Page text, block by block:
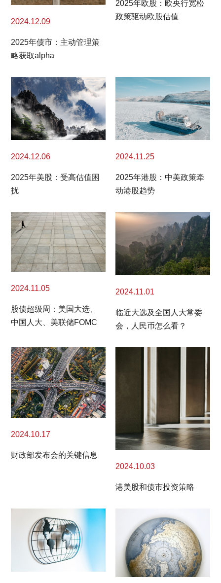
2024.12.09
2025年债市：主动管理策
略获取alpha
2025年欧股：欧央行宽松
政策驱动欧股估值
2024.12.06
2025年美股：受高估值困
扰
2024.11.25
2025年港股：中美政策牵
动港股趋势
2024.11.05
股债超级周：美国大选、
中国人大、美联储FOMC
2024.11.01
临近大选及全国人大常委
会，人民币怎么看？
2024.10.17
财政部发布会的关键信息
2024.10.03
港美股和债市投资策略